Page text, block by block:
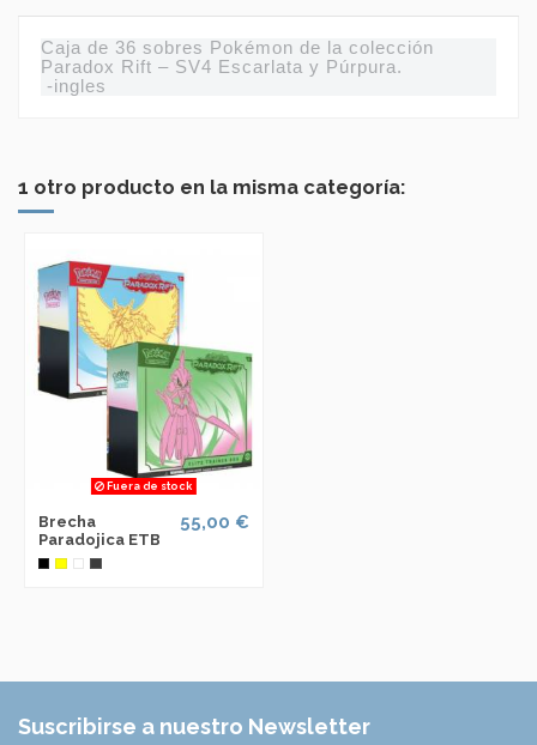
Caja de 36 sobres Pokémon de la colección
Paradox Rift – SV4 Escarlata y Púrpura.
-ingles
1 otro producto en la misma categoría:
Fuera de stock
Brecha
Paradojica ETB
55,00 €
Suscribirse a nuestro Newsletter